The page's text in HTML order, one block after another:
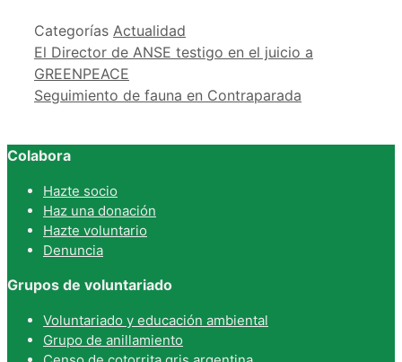
Categorías Actualidad
El Director de ANSE testigo en el juicio a
GREENPEACE
Seguimiento de fauna en Contraparada
Colabora
Hazte socio
Haz una donación
Hazte voluntario
Denuncia
Grupos de voluntariado
Voluntariado y educación ambiental
Grupo de anillamiento